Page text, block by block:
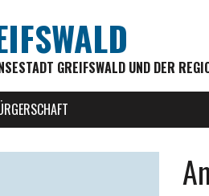
GREIFSWALD UND DER